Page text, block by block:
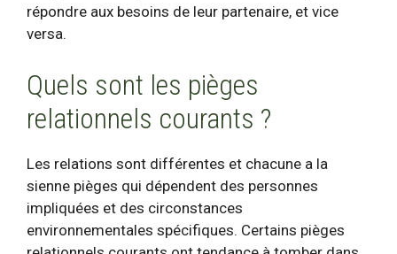
répondre aux besoins de leur partenaire, et vice
versa.
Quels sont les pièges
relationnels courants ?
Les relations sont différentes et chacune a la
sienne pièges qui dépendent des personnes
impliquées et des circonstances
environnementales spécifiques. Certains pièges